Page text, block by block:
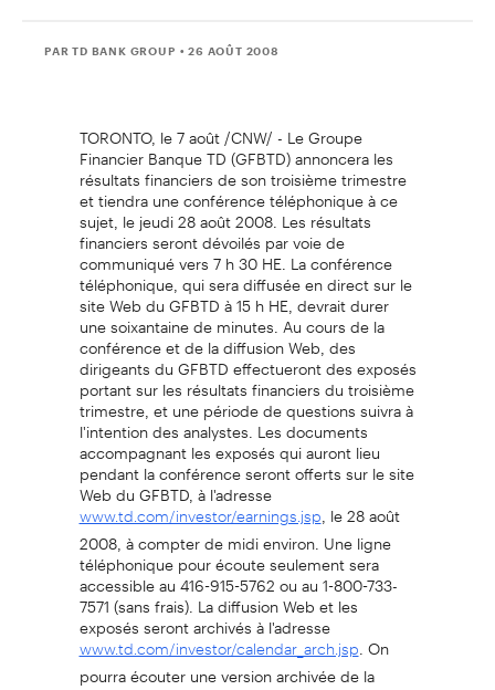
PAR TD BANK GROUP • 26 AOÛT 2008
TORONTO, le 7 août /CNW/ - Le Groupe
Financier Banque TD (GFBTD) annoncera les
résultats financiers de son troisième trimestre
et tiendra une conférence téléphonique à ce
sujet, le jeudi 28 août 2008. Les résultats
financiers seront dévoilés par voie de
communiqué vers 7 h 30 HE. La conférence
téléphonique, qui sera diffusée en direct sur le
site Web du GFBTD à 15 h HE, devrait durer
une soixantaine de minutes. Au cours de la
conférence et de la diffusion Web, des
dirigeants du GFBTD effectueront des exposés
portant sur les résultats financiers du troisième
trimestre, et une période de questions suivra à
l'intention des analystes. Les documents
accompagnant les exposés qui auront lieu
pendant la conférence seront offerts sur le site
Web du GFBTD, à l'adresse
www.td.com/investor/earnings.jsp , le 28 août
2008, à compter de midi environ. Une ligne
téléphonique pour écoute seulement sera
accessible au 416-915-5762 ou au 1-800-733-
7571 (sans frais). La diffusion Web et les
exposés seront archivés à l'adresse
www.td.com/investor/calendar_arch.jsp . On
pourra écouter une version archivée de la